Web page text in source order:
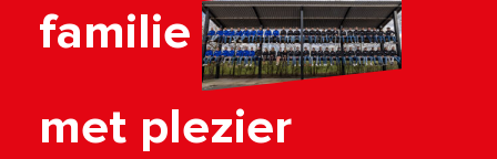
familie
met plezier